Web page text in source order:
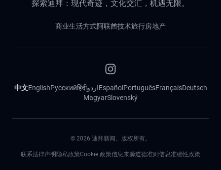
探索迪拜：现代奇迹，文化交汇，机遇无限。
商业生活方式阿联酋技术旅行房地产
中文EnglishРусскийहिंदीاردوEspañol PortuguêsFrançaisDeutsch
MagyarSlovenský
© 2026 迪拜新闻。版权所有。
联系法律声明 隐私政策Cookie 政策信息来源道德准则 信息准确性政策